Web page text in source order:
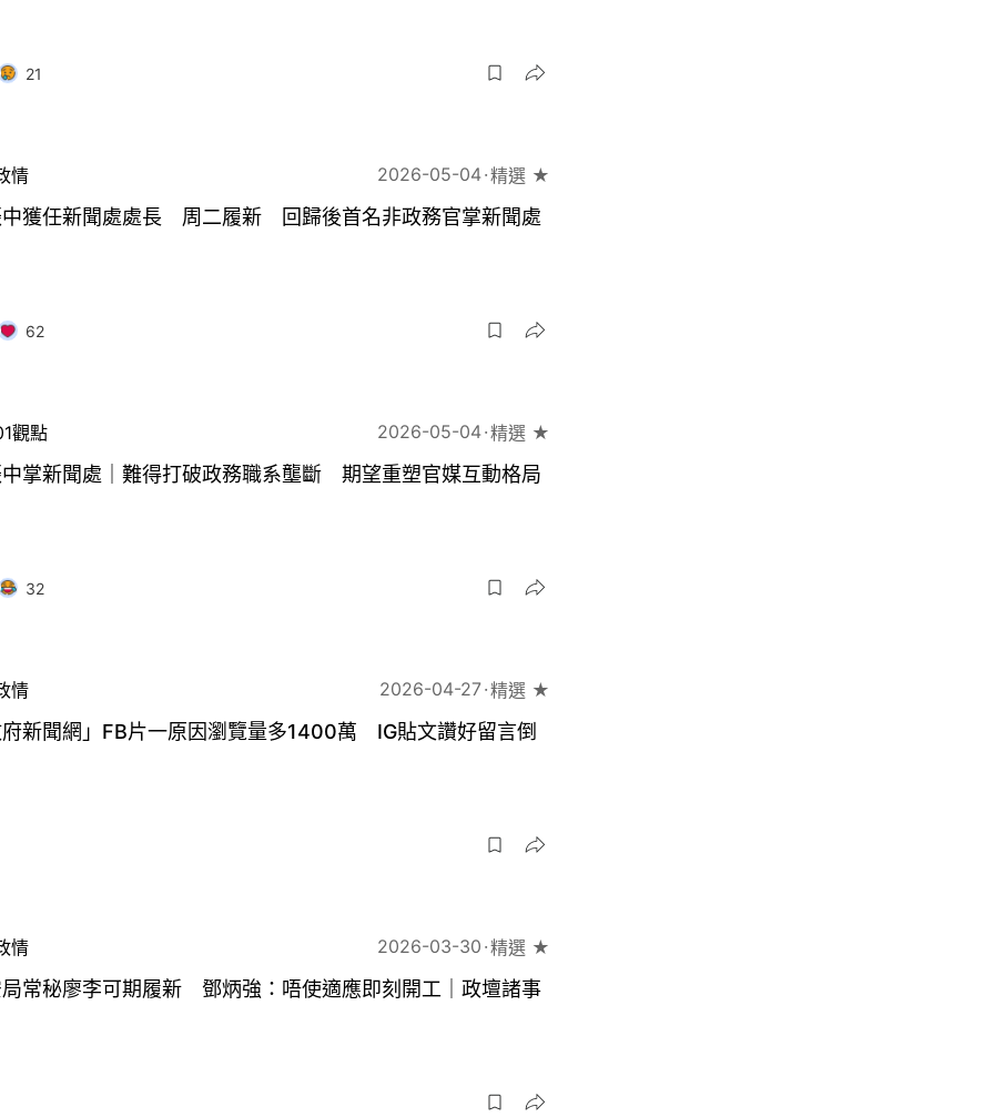
21
情 2026-05-04 精選 ★
獲任新聞處處長 周二履新 回歸後首名非政務官掌新聞處
62
觀點 2026-05-04 精選 ★
掌新聞處｜難得打破政務職系壟斷 期望重塑官媒互動格局
32
情 2026-04-27 精選 ★
新聞網」FB片一原因瀏覽量多1400萬 IG貼文讚好留言倒
情 2026-03-30 精選 ★
常秘廖李可期履新 鄧炳強：唔使適應即刻開工｜政壇諸事